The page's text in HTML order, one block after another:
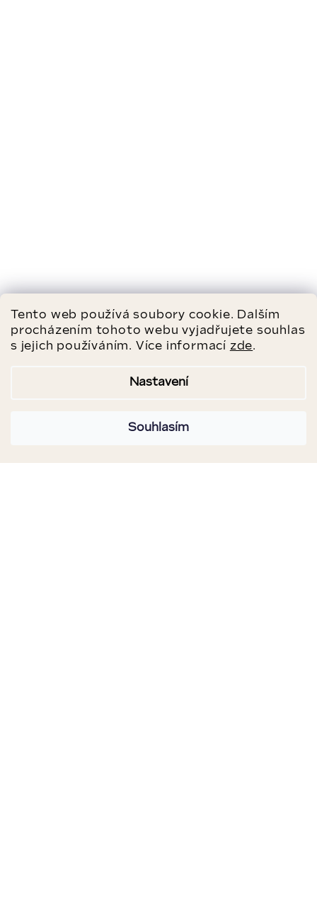
Tento web používá soubory cookie. Dalším
procházením tohoto webu vyjadřujete souhlas
s jejich používáním. Více informací zde.
Nastavení
Souhlasím